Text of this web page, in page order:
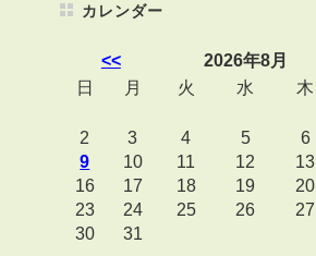
カレンダー
<<
2026年8月
日
月 火 水 木
2
3 4 5 6
9
10 11 12 13
16
17 18 19 20
23
24 25 26 27
30
31